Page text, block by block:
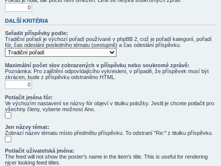
DALŠÍ KRITÉRIA
Seřadit příspěvky podle:
Tradiční pořadí je výchozí pořadí používané v phpBB 2, což je pořadí kategorií, pořadí
fór, čas odeslání posledního tématu (sestupně) a čas odeslání příspěvku.
Maximální počet slov zobrazených v příspěvku nebo soukromé zprávě:
Poznámka: Pro zajištění odpovídajícího vykreslení, v případě, že příspěvek musí být
zkrácen, bude z příspěvku odstraněno HTML.
Potlačit jména fór:
Ve výchozím nastavení se názvy fór objeví v titulku položky. Jestli je chcete potlačit pro
všechny členy, vyberte možnost Ano.
Jen názvy témat:
Zobrazí název tématu místo předmětu příspěvku. To odstraní "Re:" z titulku příspěvku.
Potlačit uživatelská jména:
The feed will not show the poster's name in the item's title. This is useful for rendering
nicer looking feed titles.